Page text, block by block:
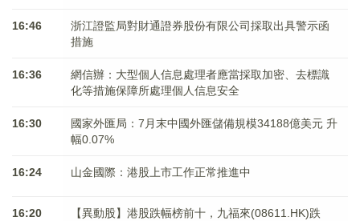
16:46
浙江證監局對財通證券股份有限公司採取出具警示函
措施
16:36
網信辦：大型個人信息處理者應當採取加密、去標識
化等措施保障所處理個人信息安全
16:30
國家外匯局：7月末中國外匯儲備規模34188億美元 升
幅0.07%
16:24 山金國際：港股上市工作正常推進中
16:20
【異動股】港股跌幅榜前十，九福來(08611.HK)跌